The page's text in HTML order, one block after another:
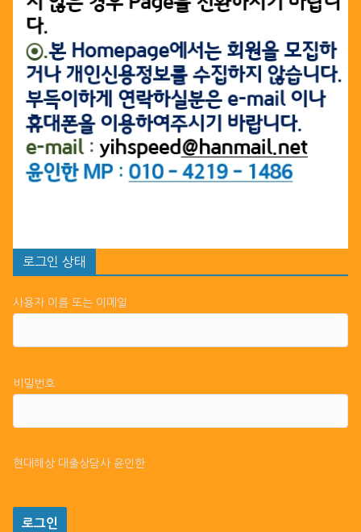
로그인 상태
사용자 이름 또는 이메일
비밀번호
현대해상 대출상담사 윤인한